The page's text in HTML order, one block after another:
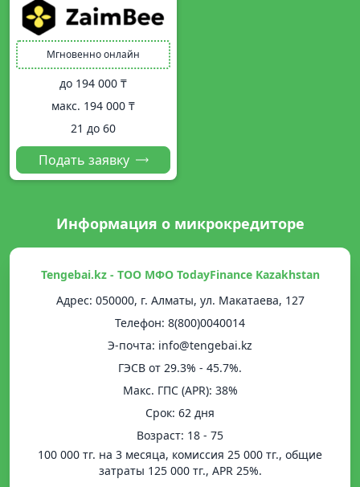
Мгновенно онлайн
до 194 000 ₸
макс. 194 000 ₸
21 до 60
Подать заявку
Информация о микрокредиторе
Tengebai.kz - ТОО МФО TodayFinance Kazakhstan
Адрес: 050000, г. Алматы, ул. Макатаева, 127
Телефон: 8(800)0040014
Э-почта: info@tengebai.kz
ГЭСВ от 29.3% - 45.7%.
Mакс. ГПС (APR): 38%
Срок: 62 дня
Возраст: 18 - 75
100 000 тг. на 3 месяца, комиссия 25 000 тг., общие
затраты 125 000 тг., APR 25%.